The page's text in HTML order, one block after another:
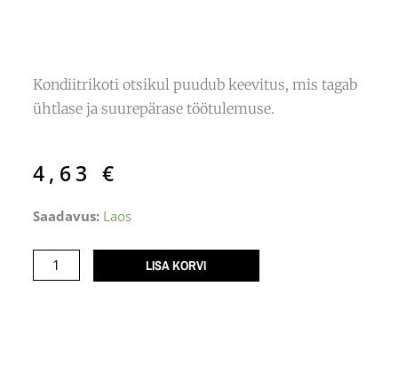
Kondiitrikoti otsikul puudub keevitus, mis tagab
ühtlase ja suurepärase töötulemuse.
4,63 €
Saadavus: Laos
Tülle
#16
Ø25
LISA KORVI